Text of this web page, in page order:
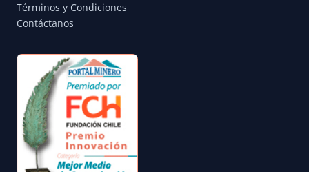
Términos y Condiciones
Contáctanos